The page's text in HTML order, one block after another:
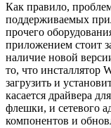
Как правило,
поддерживаемых
прочего
приложением стоит
наличие новой
то, что инсталлятор
загрузить и
касается драйвера
флешки, и сетевого
компонентов и